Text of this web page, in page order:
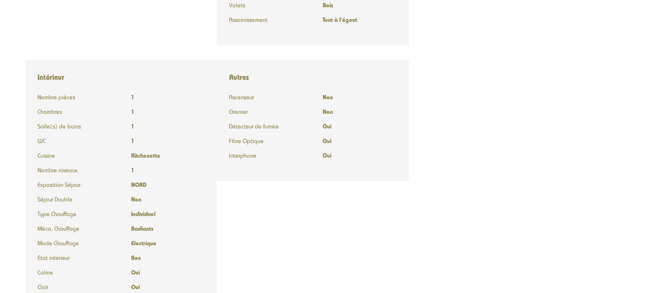
Volets Bois
Assainissement Tout à l'égout
Intérieur
Nombre pièces 1
Chambres 1
Salle(s) de bains 1
WC 1
Cuisine Kitchenette
Nombre niveaux 1
Exposition Séjour NORD
Séjour Double Non
Type Chauffage Individuel
Méca. Chauffage Radiants
Mode Chauffage Electrique
Etat intérieur Bon
Calme Oui
Clair Oui
Autres
Ascenseur Non
Grenier Non
Détecteur de fumée Oui
Fibre Optique Oui
Interphone Oui